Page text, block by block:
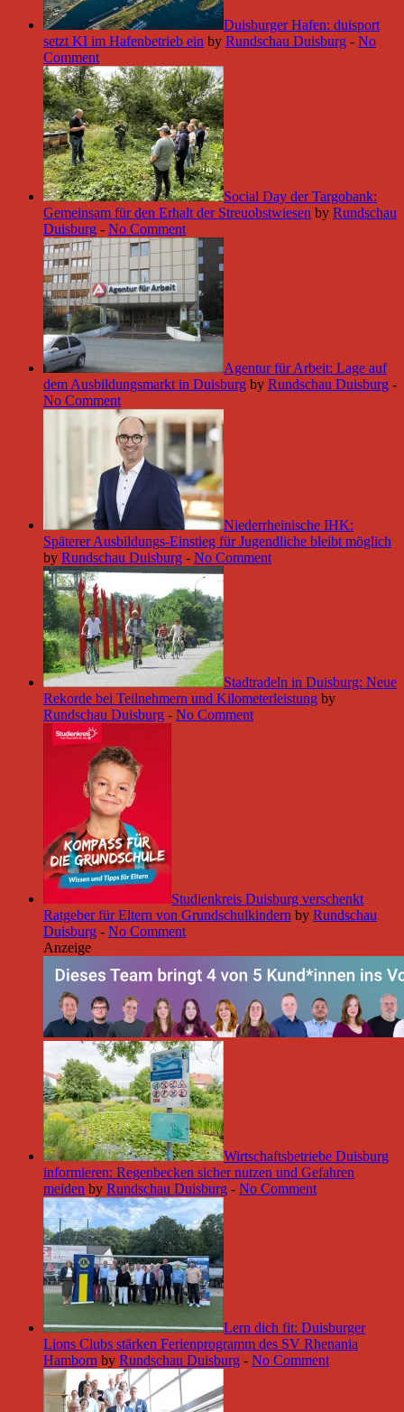
Duisburger Hafen: duisport
setzt KI im Hafenbetrieb ein by Rundschau Duisburg - No
Comment
Social Day der Targobank:
Gemeinsam für den Erhalt der Streuobstwiesen by Rundschau
Duisburg - No Comment
Agentur für Arbeit: Lage auf
dem Ausbildungsmarkt in Duisburg by Rundschau Duisburg -
No Comment
Niederrheinische IHK:
Späterer Ausbildungs-Einstieg für Jugendliche bleibt möglich
by Rundschau Duisburg - No Comment
Stadtradeln in Duisburg: Neue
Rekorde bei Teilnehmern und Kilometerleistung by
Rundschau Duisburg - No Comment
Studienkreis Duisburg verschenkt
Ratgeber für Eltern von Grundschulkindern by Rundschau
Duisburg - No Comment
Anzeige
Wirtschaftsbetriebe Duisburg
informieren: Regenbecken sicher nutzen und Gefahren
meiden by Rundschau Duisburg - No Comment
Lern dich fit: Duisburger
Lions Clubs stärken Ferienprogramm des SV Rhenania
Hamborn by Rundschau Duisburg - No Comment